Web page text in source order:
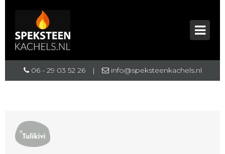
06 - 29 03 52 26 | info@speksteenkachels.nl